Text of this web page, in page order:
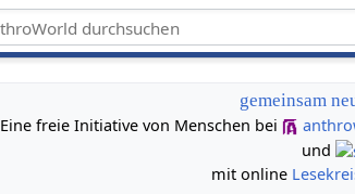
gemeinsam
Eine freie Initiative von Menschen bei
und
mit online